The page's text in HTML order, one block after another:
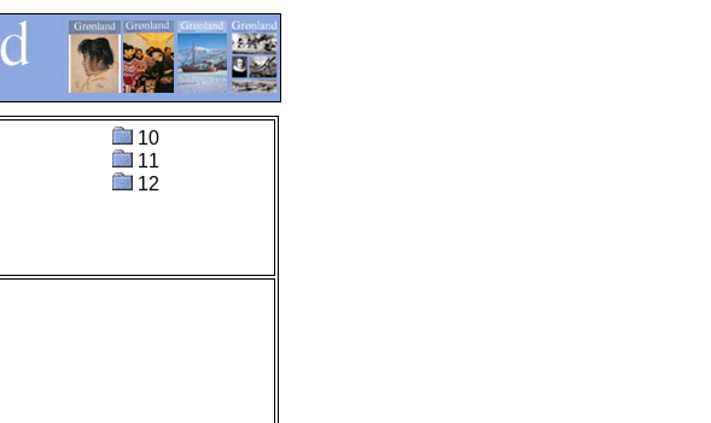
10
11
12